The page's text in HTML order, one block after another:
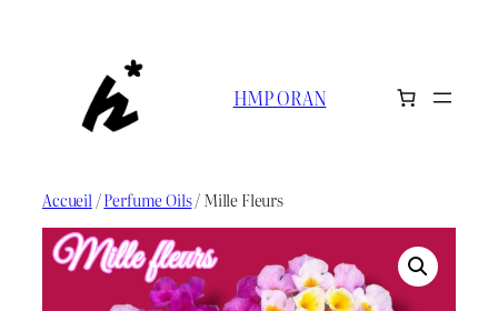
HMP ORAN
Accueil /Perfume Oils/ Mille Fleurs